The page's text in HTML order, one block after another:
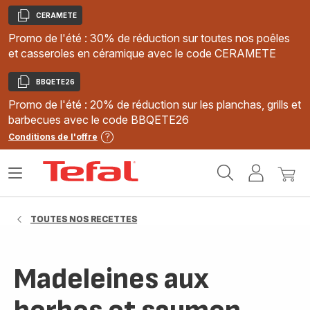
Copier
CERAMETE
Promo de l'été : 30% de réduction sur toutes nos poêles
et casseroles en céramique avec le code CERAMETE
Copier
BBQETE26
Promo de l'été : 20% de réduction sur les planchas, grills et
barbecues avec le code BBQETE26
Conditions de l'offre
MonMon
Ouvrir
TOUTES NOS RECETTES
Madeleines aux